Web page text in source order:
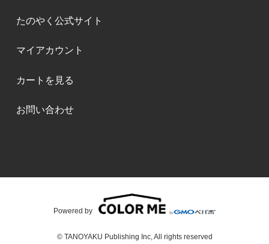
たのやく公式サイト
マイアカウント
カートを見る
お問い合わせ
© TANOYAKU Publishing Inc, All rights reserved
Powered by